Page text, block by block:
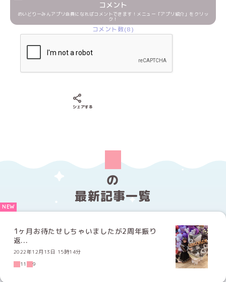
コメント
めいどりーみんアプリ会員になればコメントできます！メニュー「アプリ紹介」をクリッ
ク！
コメント数(8)
シェアする
の
最新記事一覧
1ヶ月お待たせしちゃいましたが2周年振り
返...
2022年12月13日 15時14分
11
9